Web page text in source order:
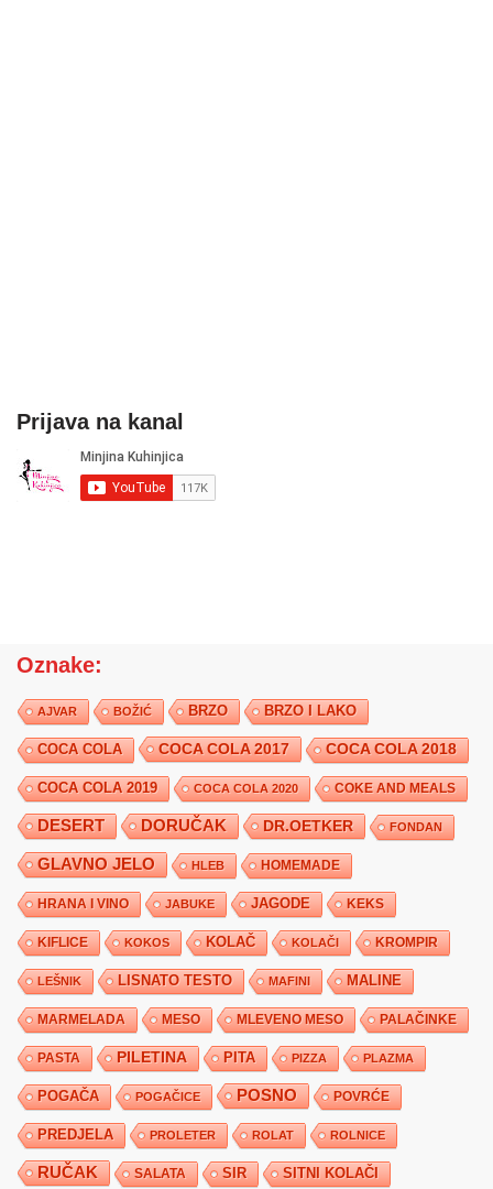
Prijava na kanal
Oznake:
AJVAR BOŽIĆ BRZO BRZO I LAKO
COCA COLA COCA COLA 2017 COCA COLA 2018
COCA COLA 2019 COCA COLA 2020 COKE AND MEALS
DESERT DORUČAK DR.OETKER FONDAN
GLAVNO JELO HLEB HOMEMADE
HRANA I VINO JABUKE JAGODE KEKS
KIFLICE KOKOS KOLAČ KOLAČI KROMPIR
LEŠNIK LISNATO TESTO MAFINI MALINE
MARMELADA MESO MLEVENO MESO PALAČINKE
PASTA PILETINA PITA PIZZA PLAZMA
POGAČA POGAČICE POSNO POVRĆE
PREDJELA PROLETER ROLAT ROLNICE
RUČAK SALATA SIR SITNI KOLAČI